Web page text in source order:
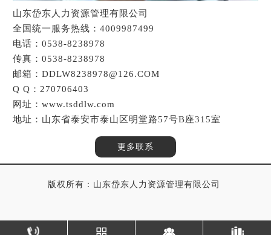
山东岱东人力资源管理有限公司
全国统一服务热线：4009987499
电话：0538-8238978
传真：0538-8238978
邮箱：DDLW8238978@126.COM
Q Q：270706403
网址：www.tsddlw.com
地址：山东省泰安市泰山区明堂路57号B座315室
更多联系
版权所有：山东岱东人力资源管理有限公司